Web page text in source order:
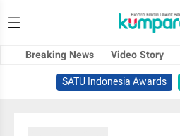
Breaking News Video Story
SATU Indonesia Awards